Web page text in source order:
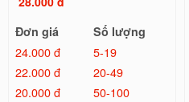
Đơn giá
Số lượng
24.000 đ
5-19
22.000 đ
20-49
20.000 đ
50-100